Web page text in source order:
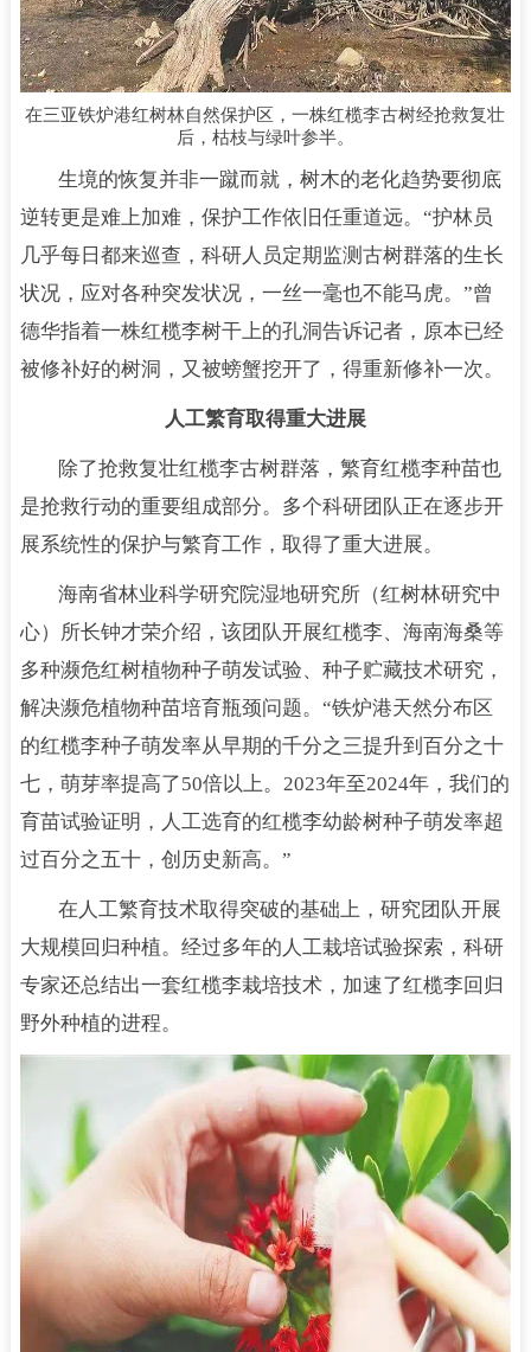
在三亚铁炉港红树林自然保护区，一株红榄李古树经抢救复壮
后，枯枝与绿叶参半。
生境的恢复并非一蹴而就，树木的老化趋势要彻底
逆转更是难上加难，保护工作依旧任重道远。“护林员
几乎每日都来巡查，科研人员定期监测古树群落的生长
状况，应对各种突发状况，一丝一毫也不能马虎。”曾
德华指着一株红榄李树干上的孔洞告诉记者，原本已经
被修补好的树洞，又被螃蟹挖开了，得重新修补一次。
人工繁育取得重大进展
除了抢救复壮红榄李古树群落，繁育红榄李种苗也
是抢救行动的重要组成部分。多个科研团队正在逐步开
展系统性的保护与繁育工作，取得了重大进展。
海南省林业科学研究院湿地研究所（红树林研究中
心）所长钟才荣介绍，该团队开展红榄李、海南海桑等
多种濒危红树植物种子萌发试验、种子贮藏技术研究，
解决濒危植物种苗培育瓶颈问题。“铁炉港天然分布区
的红榄李种子萌发率从早期的千分之三提升到百分之十
七，萌芽率提高了50倍以上。2023年至2024年，我们的
育苗试验证明，人工选育的红榄李幼龄树种子萌发率超
过百分之五十，创历史新高。”
在人工繁育技术取得突破的基础上，研究团队开展
大规模回归种植。经过多年的人工栽培试验探索，科研
专家还总结出一套红榄李栽培技术，加速了红榄李回归
野外种植的进程。